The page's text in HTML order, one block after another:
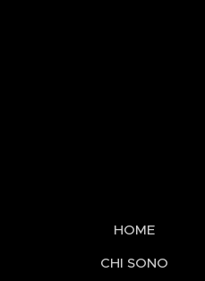
HOME
CHI SONO